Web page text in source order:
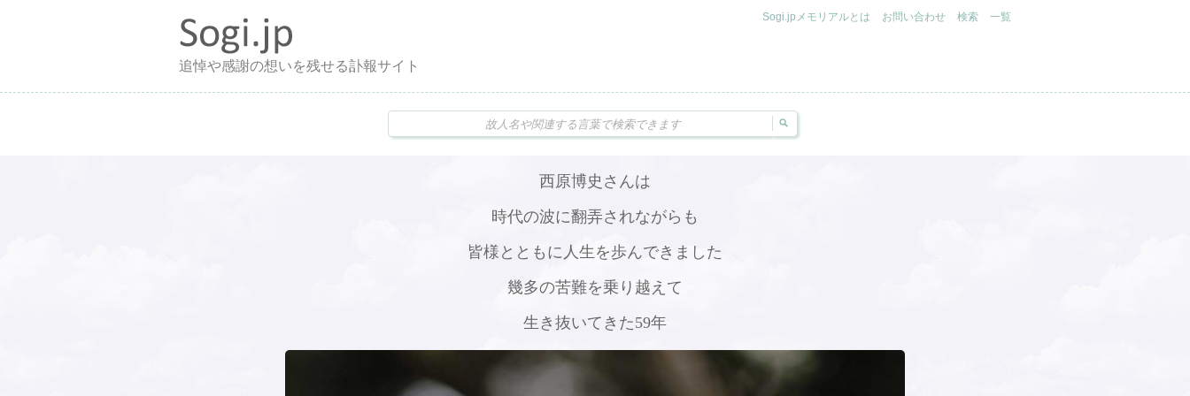
追悼や感謝の想いを残せる訃報サイト
Sogi.jpメモリアルとは お問い合わせ 検索 一覧
西原博史さんは
時代の波に翻弄されながらも
皆様とともに人生を歩んできました
幾多の苦難を乗り越えて
生き抜いてきた59年